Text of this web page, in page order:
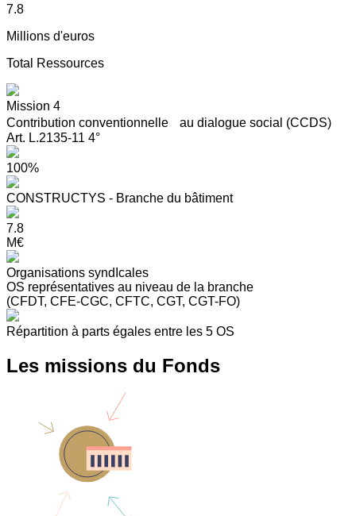
7.8
Millions d'euros
Total Ressources
Mission 4
Contribution conventionnelle au dialogue social (CCDS)
Art. L.2135-11 4°
100%
CONSTRUCTYS - Branche du bâtiment
7.8
M€
Organisations syndIcales
OS représentatives au niveau de la branche
(CFDT, CFE-CGC, CFTC, CGT, CGT-FO)
Répartition à parts égales entre les 5 OS
Les missions du Fonds